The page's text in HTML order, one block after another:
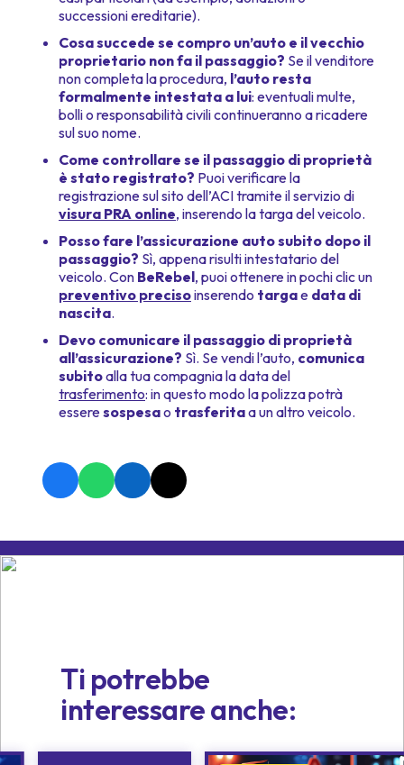
successioni ereditarie).
Cosa succede se compro un’auto e il vecchio
proprietario non fa il passaggio? Se il venditore
non completa la procedura, l’auto resta
formalmente intestata a lui: eventuali multe,
bolli o responsabilità civili continueranno a ricadere
sul suo nome.
Come controllare se il passaggio di proprietà
è stato registrato? Puoi verificare la
registrazione sul sito dell’ACI tramite il servizio di
visura PRA online, inserendo la targa del veicolo.
Posso fare l’assicurazione auto subito dopo il
passaggio? Sì, appena risulti intestatario del
veicolo. Con BeRebel, puoi ottenere in pochi clic un
preventivo precisoinserendo targae data di
nascita.
Devo comunicare il passaggio di proprietà
all’assicurazione? Sì. Se vendi l’auto, comunica
subitoalla tua compagnia la data del
trasferimento: in questo modo la polizza potrà
esseresospesao trasferitaa un altro veicolo.
Ti potrebbe
interessare anche: